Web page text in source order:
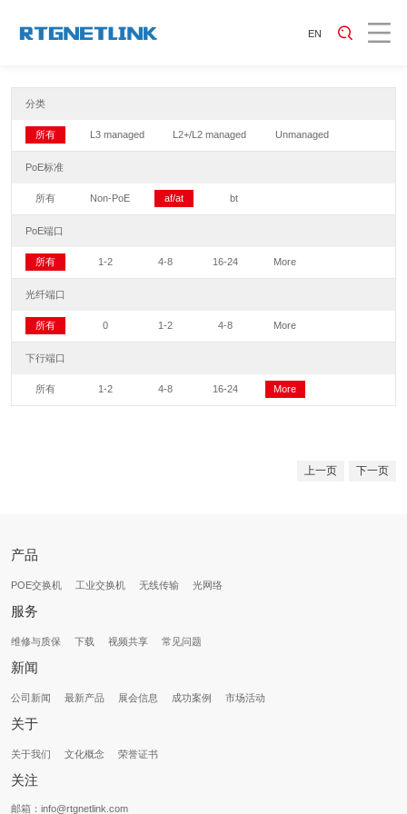
EN
分类
所有 L3 managed L2+/L2 managed Unmanaged
PoE标准
所有 Non-PoE af/at bt
PoE端口
所有 1-2 4-8 16-24 More
光纤端口
所有 0 1-2 4-8 More
下行端口
所有 1-2 4-8 16-24 More
上一页 下一页
产品
POE交换机 工业交换机 无线传输 光网络
服务
维修与质保 下载 视频共享 常见问题
新闻
公司新闻 最新产品 展会信息 成功案例 市场活动
关于
关于我们 文化概念 荣誉证书
关注
邮箱：info@rtgnetlink.com